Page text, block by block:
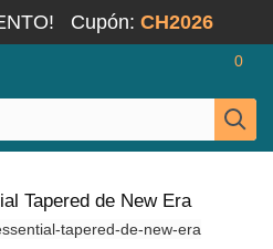
Cupón: CH2026
0
Tapered de New Era